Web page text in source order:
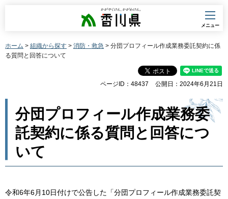
香川県
メニュー
ホーム > 組織から探す > 消防・救急 > 分団プロフィール作成業務委託契約に係
る質問と回答について
ページID：48437 公開日：2024年6月21日
分団プロフィール作成業務委
託契約に係る質問と回答につ
いて
令和6年6月10日付けで公告した「分団プロフィール作成業務委託契